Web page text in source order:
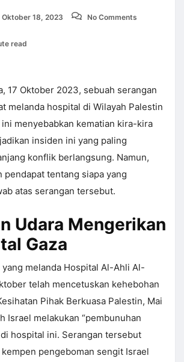
Oktober 18, 2023 No Comments
read
17 Oktober 2023, sebuah serangan
melanda hospital di Wilayah Palestin
ini menyebabkan kematian kira-kira
insiden ini yang paling
konflik berlangsung. Namun,
pendapat tentang siapa yang
atas serangan tersebut.
Udara Mengerikan
Gaza
yang melanda Hospital Al-Ahli Al-
telah mencetuskan kehebohan
Pihak Berkuasa Palestin, Mai
Israel melakukan “pembunuhan
hospital ini. Serangan tersebut
pengeboman sengit Israel